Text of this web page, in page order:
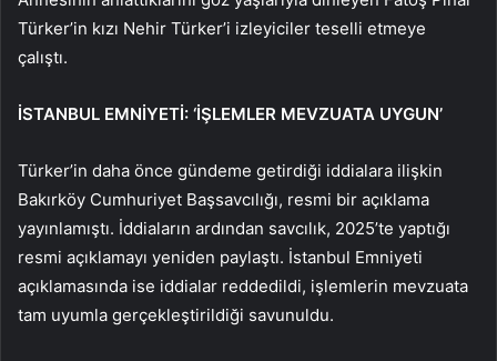
Türker’in kızı Nehir Türker’i izleyiciler teselli etmeye
çalıştı.
İSTANBUL EMNİYETİ: ‘İŞLEMLER MEVZUATA UYGUN’
Türker’in daha önce gündeme getirdiği iddialara ilişkin
Bakırköy Cumhuriyet Başsavcılığı, resmi bir açıklama
yayınlamıştı. İddiaların ardından savcılık, 2025’te yaptığı
resmi açıklamayı yeniden paylaştı. İstanbul Emniyeti
açıklamasında ise iddialar reddedildi, işlemlerin mevzuata
tam uyumla gerçekleştirildiği savunuldu.